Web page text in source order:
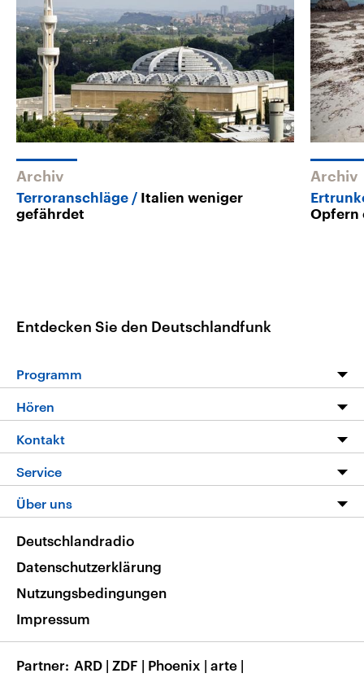
Archiv
Terroranschläge
Italien weniger
gefährdet
Archiv
Opfern
Entdecken Sie den Deutschlandfunk
Programm
Die Nachrichten
Nachrichtenleicht
Neue Beiträge auf dlf.de
Hören
Livestream
Podcasts
Deutschlandfunk App
Nachrichten App
Frequenzen
Kontakt
Service
FAQ
Veranstaltungen
Musikliste
RSS
Über uns
Barrierefreiheit
Deutschlandradio
Datenschutzerklärung
Nutzungsbedingungen
Impressum
Partner ARD | ZDF | Phoenix | arte |